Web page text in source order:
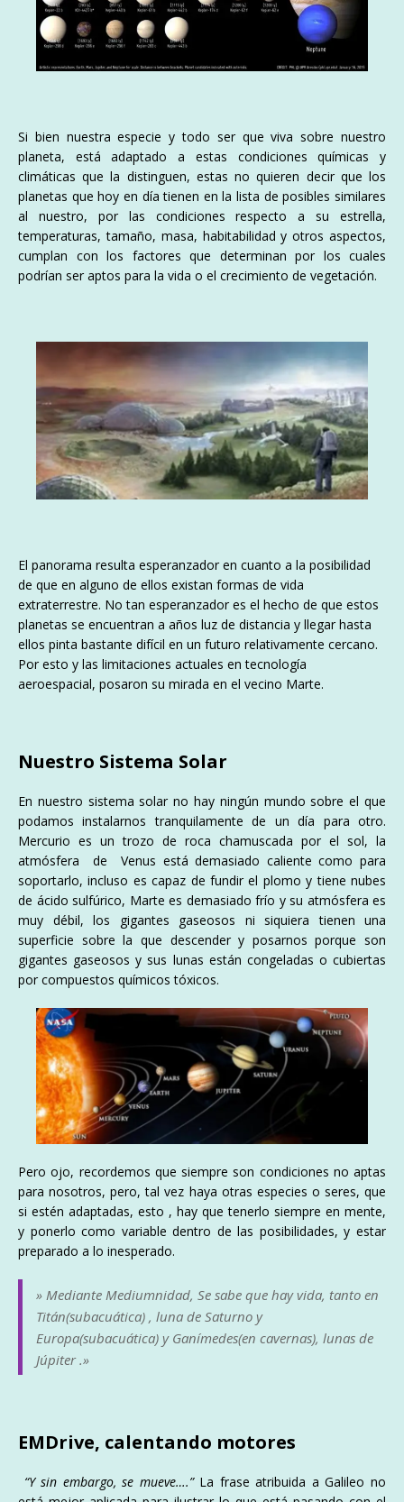
Si bien nuestra especie y todo ser que viva sobre nuestro
planeta, está adaptado a estas condiciones químicas y
climáticas que la distinguen, estas no quieren decir que los
planetas que hoy en día tienen en la lista de posibles similares
al nuestro, por las condiciones respecto a su estrella,
temperaturas, tamaño, masa, habitabilidad y otros aspectos,
cumplan con los factores que determinan por los cuales
podrían ser aptos para la vida o el crecimiento de vegetación.
El panorama resulta esperanzador en cuanto a la posibilidad
de que en alguno de ellos existan formas de vida
extraterrestre. No tan esperanzador es el hecho de que estos
planetas se encuentran a años luz de distancia y llegar hasta
ellos pinta bastante difícil en un futuro relativamente cercano.
Por esto y las limitaciones actuales en tecnología
aeroespacial, posaron su mirada en el vecino Marte.
Nuestro Sistema Solar
En nuestro sistema solar no hay ningún mundo sobre el que
podamos instalarnos tranquilamente de un día para otro.
Mercurio es un trozo de roca chamuscada por el sol, la
atmósfera de Venus está demasiado caliente como para
soportarlo, incluso es capaz de fundir el plomo y tiene nubes
de ácido sulfúrico, Marte es demasiado frío y su atmósfera es
muy débil, los gigantes gaseosos ni siquiera tienen una
superficie sobre la que descender y posarnos porque son
gigantes gaseosos y sus lunas están congeladas o cubiertas
por compuestos químicos tóxicos.
Pero ojo, recordemos que siempre son condiciones no aptas
para nosotros, pero, tal vez haya otras especies o seres, que
si estén adaptadas, esto , hay que tenerlo siempre en mente,
y ponerlo como variable dentro de las posibilidades, y estar
preparado a lo inesperado.
» Mediante Mediumnidad, Se sabe que hay vida, tanto en
Titán(subacuática) , luna de Saturno y
Europa(subacuática) y Ganímedes(en cavernas), lunas de
Júpiter .»
EMDrive, calentando motores
“Y sin embargo, se mueve….” La frase atribuida a Galileo no